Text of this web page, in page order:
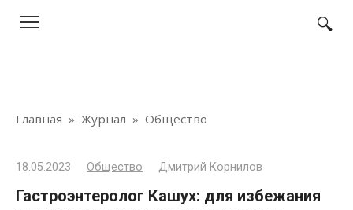
Главная » Журнал » Общество
18.05.2023 Общество Дмитрий Корнилов
Гастроэнтеролог Кашух: для избежания